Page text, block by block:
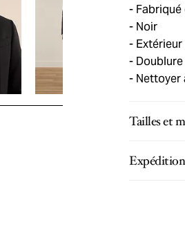
Fabriqué
Noir
Nettoyer
Tailles et